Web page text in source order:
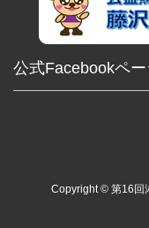
公式Facebookペー
Copyright © 第16回